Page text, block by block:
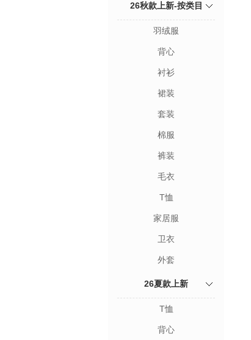
26秋款上新-按类目
羽绒服
背心
衬衫
裙装
套装
棉服
裤装
毛衣
T恤
家居服
卫衣
外套
26夏款上新
T恤
背心